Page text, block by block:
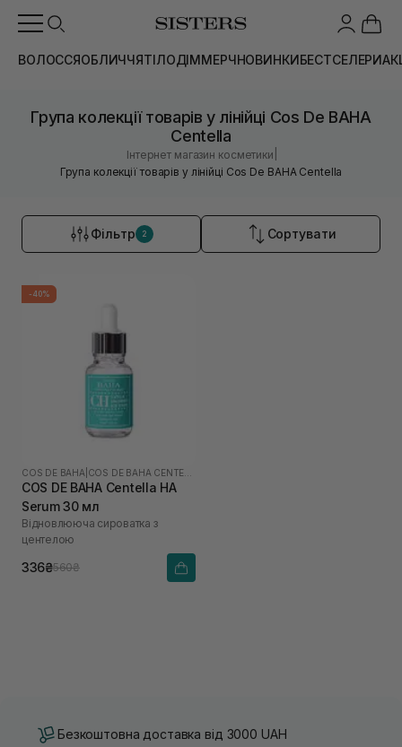
ВОЛОССЯОБЛИЧЧЯТІЛОДІММЕРЧНОВИНКИБЕСТСЕЛЕРИ
Група колекції товарів у лінійці Cos De BAHA
Centella
Інтернет магазин косметики
Група колекції товарів у лінійці Cos De BAHA Centella
Фільтр 2 Сортувати
-40%
COS DE BAHA
COS DE BAHA Centella HA
Serum 30 мл
Відновлююча сироватка з
центелою
336₴560₴
Безкоштовна доставка від 3000 UAH